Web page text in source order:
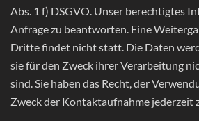
Abs. 1 f) DSGVO. Unser berechtigtes
Anfrage zu beantworten. Eine
Dritte findet nicht statt. Die Daten
sie für den Zweck ihrer Verarbeitung
sind. Sie haben das Recht, der
Zweck der Kontaktaufnahme jederzeit